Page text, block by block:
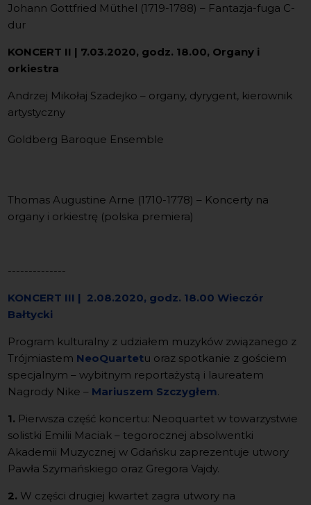
Johann Gottfried Müthel (1719-1788) – Fantazja-fuga C-
dur
KONCERT II | 7.03.2020, godz. 18.00, Organy i
orkiestra
Andrzej Mikołaj Szadejko – organy, dyrygent, kierownik
artystyczny
Goldberg Baroque Ensemble
Thomas Augustine Arne (1710-1778) – Koncerty na
organy i orkiestrę (polska premiera)
--------------
KONCERT III | 2.08.2020, godz. 18.00 Wieczór
Bałtycki
Program kulturalny z udziałem muzyków związanego z
Trójmiastem NeoQuartetu oraz spotkanie z gościem
specjalnym – wybitnym reportażystą i laureatem
Nagrody Nike – Mariuszem Szczygłem.
1. Pierwsza część koncertu: Neoquartet w towarzystwie
solistki Emilii Maciak – tegorocznej absolwentki
Akademii Muzycznej w Gdańsku zaprezentuje utwory
Pawła Szymańskiego oraz Gregora Vajdy.
2. W części drugiej kwartet zagra utwory na